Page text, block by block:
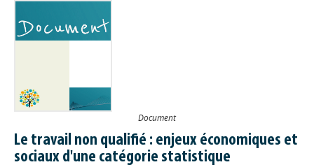
Document
Le travail non qualifié : enjeux économiques et
sociaux d'une catégorie statistique